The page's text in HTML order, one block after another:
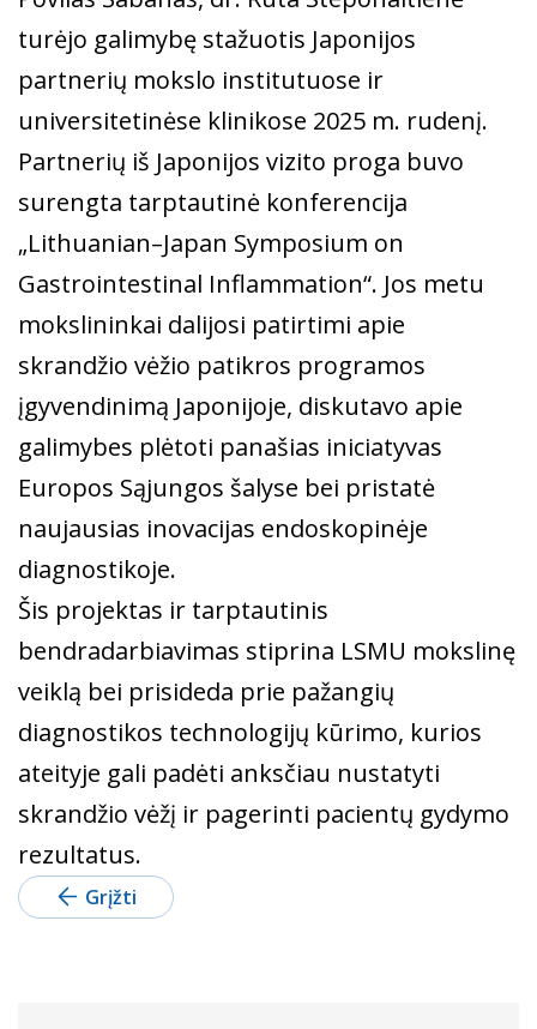
turėjo galimybę stažuotis Japonijos
partnerių mokslo institutuose ir
universitetinėse klinikose 2025 m. rudenį.
Partnerių iš Japonijos vizito proga buvo
surengta tarptautinė konferencija
„Lithuanian–Japan Symposium on
Gastrointestinal Inflammation“. Jos metu
mokslininkai dalijosi patirtimi apie
skrandžio vėžio patikros programos
įgyvendinimą Japonijoje, diskutavo apie
galimybes plėtoti panašias iniciatyvas
Europos Sąjungos šalyse bei pristatė
naujausias inovacijas endoskopinėje
diagnostikoje.
Šis projektas ir tarptautinis
bendradarbiavimas stiprina LSMU mokslinę
veiklą bei prisideda prie pažangių
diagnostikos technologijų kūrimo, kurios
ateityje gali padėti anksčiau nustatyti
skrandžio vėžį ir pagerinti pacientų gydymo
rezultatus.
Grįžti